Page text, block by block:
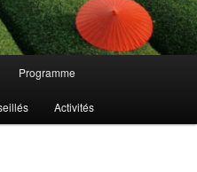
Programme
Activités